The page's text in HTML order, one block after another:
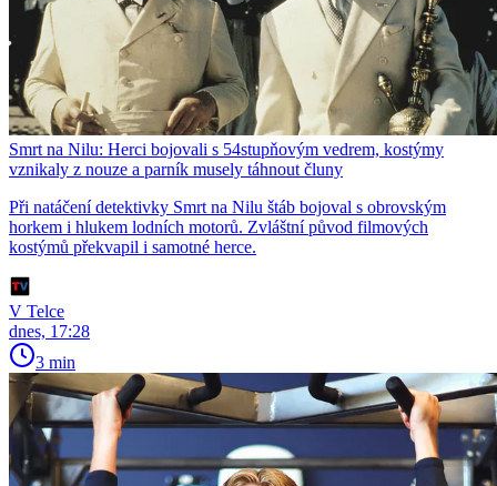
Smrt na Nilu: Herci bojovali s 54stupňovým vedrem, kostýmy
vznikaly z nouze a parník musely táhnout čluny
Při natáčení detektivky Smrt na Nilu štáb bojoval s obrovským
horkem i hlukem lodních motorů. Zvláštní původ filmových
kostýmů překvapil i samotné herce.
V Telce
dnes, 17:28
3 min